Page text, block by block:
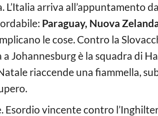
L’Italia arriva all’appuntamento
Paraguay, Nuova
le cose. Contro la
Johannesburg è la squadra di
riaccende una fiammella,
vincente contro